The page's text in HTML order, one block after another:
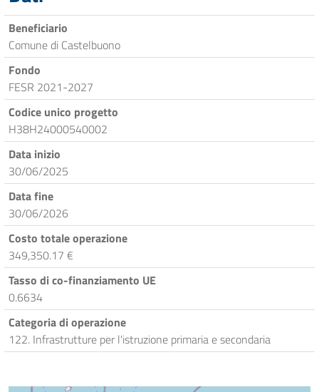
Beneficiario
Comune di Castelbuono
Fondo
FESR 2021-2027
Codice unico progetto
H38H24000540002
Data inizio
30/06/2025
Data fine
30/06/2026
Costo totale operazione
349,350.17 €
Tasso di co-finanziamento UE
0.6634
Categoria di operazione
122. Infrastrutture per l'istruzione primaria e secondaria